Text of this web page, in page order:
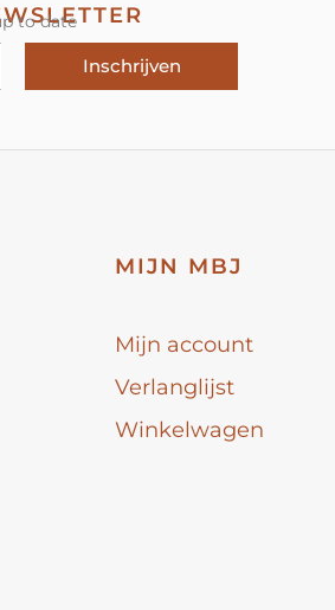
to date
Inschrijven
MIJN MBJ
Mijn account
Verlanglijst
Winkelwagen